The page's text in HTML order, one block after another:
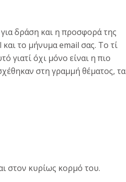
δράση και η προσφορά της
το μήνυμα email σας. Το τί
γιατί όχι μόνο είναι η πιο
στη γραμμή θέματος, τα
στον κυρίως κορμό του.